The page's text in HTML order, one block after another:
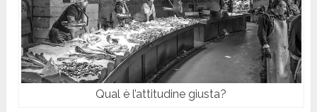
Qual è l’attitudine giusta?